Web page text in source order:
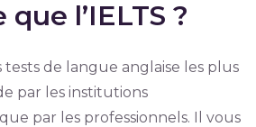
que l’IELTS ?
tests de langue anglaise les plus
par les institutions
par les professionnels. Il vous